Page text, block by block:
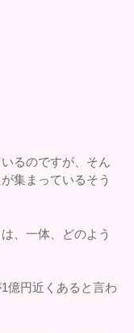
るのですが、そん
集まっているそう
、一体、どのよう
億円近くあると言わ